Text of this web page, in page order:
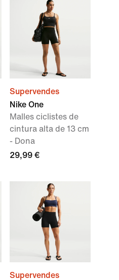
Supervendes
Nike One
Malles ciclistes de
cintura alta de 13 cm
- Dona
29,99 €
Supervendes